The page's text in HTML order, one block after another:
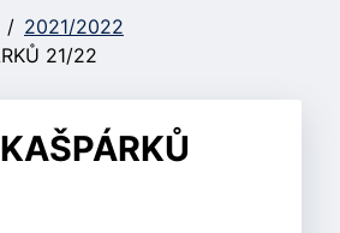
2021/2022
21/22